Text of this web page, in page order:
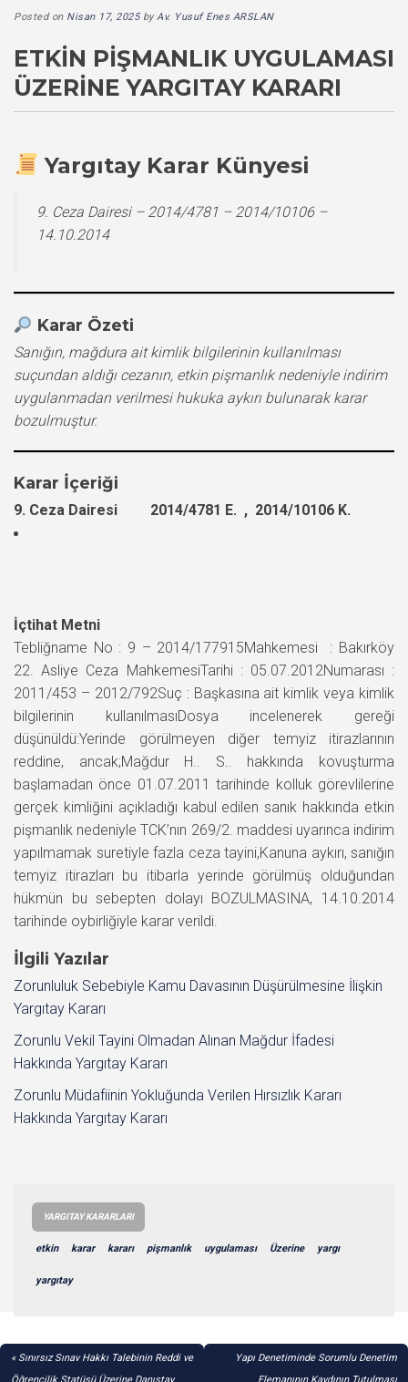
Posted on Nisan 17, 2025byAv. Yusuf Enes ARSLAN
ETKIN PIŞMANLIK UYGULAMASI
ÜZERINE YARGITAY KARARI
Yargıtay Karar Künyesi
9. Ceza Dairesi – 2014/4781 – 2014/10106 –
14.10.2014
Karar Özeti
Sanığın, mağdura ait kimlik bilgilerinin kullanılması
suçundan aldığı cezanın, etkin pişmanlık nedeniyle indirim
uygulanmadan verilmesi hukuka aykırı bulunarak karar
bozulmuştur.
Karar İçeriği
9. Ceza Dairesi 2014/4781 E. , 2014/10106 K.
İçtihat Metni
Tebliğname No : 9 – 2014/177915Mahkemesi : Bakırköy
22. Asliye Ceza MahkemesiTarihi : 05.07.2012Numarası :
2011/453 – 2012/792Suç : Başkasına ait kimlik veya kimlik
bilgilerinin kullanılmasıDosya incelenerek gereği
düşünüldü:Yerinde görülmeyen diğer temyiz itirazlarının
reddine, ancak;Mağdur H.. S.. hakkında kovuşturma
başlamadan önce 01.07.2011 tarihinde kolluk görevlilerine
gerçek kimliğini açıkladığı kabul edilen sanık hakkında etkin
pişmanlık nedeniyle TCK’nın 269/2. maddesi uyarınca indirim
yapılmamak suretiyle fazla ceza tayini,Kanuna aykırı, sanığın
temyiz itirazları bu itibarla yerinde görülmüş olduğundan
hükmün bu sebepten dolayı BOZULMASINA, 14.10.2014
tarihinde oybirliğiyle karar verildi.
İlgili Yazılar
Zorunluluk Sebebiyle Kamu Davasının Düşürülmesine İlişkin
Yargıtay Kararı
Zorunlu Vekil Tayini Olmadan Alınan Mağdur İfadesi
Hakkında Yargıtay Kararı
Zorunlu Müdafiinin Yokluğunda Verilen Hırsızlık Kararı
Hakkında Yargıtay Kararı
YARGITAY KARARLARI
etkin karar kararı pişmanlık uygulaması Üzerine yargı
yargıtay
YAZI
Sınırsız Sınav Hakkı Talebinin Reddi ve
Öğrencilik Statüsü Üzerine Danıştay
Yapı Denetiminde Sorumlu Denetim
Elemanının Kaydının Tutulması